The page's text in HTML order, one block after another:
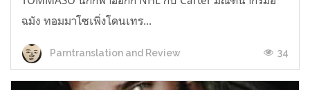
ฉมัง ทอมมาโซเพิ่งโดนเทร...
Parntranslation and Review 34